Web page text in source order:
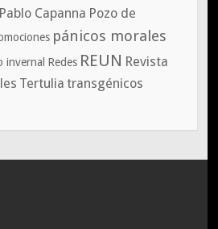
Pablo Capanna Pozo de
pánicos morales
invernal Redes REUN Revista
Tertulia transgénicos